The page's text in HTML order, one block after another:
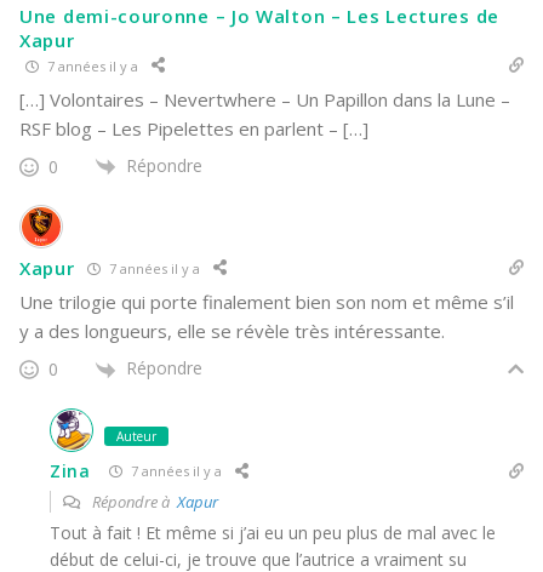
Une demi-couronne – Jo Walton – Les Lectures de
Xapur
7 années il y a
[…] Volontaires – Nevertwhere – Un Papillon dans la Lune –
RSF blog – Les Pipelettes en parlent – […]
0 Répondre
Xapur 7 années il y a
Une trilogie qui porte finalement bien son nom et même s’il
y a des longueurs, elle se révèle très intéressante.
0 Répondre
Auteur
Zina 7 années il y a
Répondre à Xapur
Tout à fait ! Et même si j’ai eu un peu plus de mal avec le
début de celui-ci, je trouve que l’autrice a vraiment su